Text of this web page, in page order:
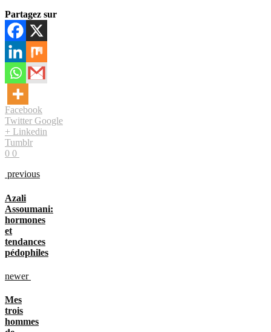
Partagez sur
Facebook
Twitter Google
+ Linkedin
Tumblr
0 0
previous
Azali
Assoumani:
hormones
et
tendances
pédophiles
newer
Mes
trois
hommes